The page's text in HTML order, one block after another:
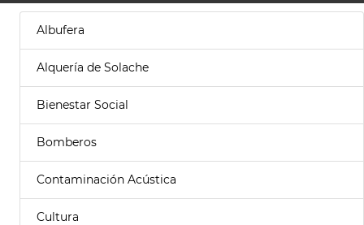
Albufera
Alquería de Solache
Bienestar Social
Bomberos
Contaminación Acústica
Cultura